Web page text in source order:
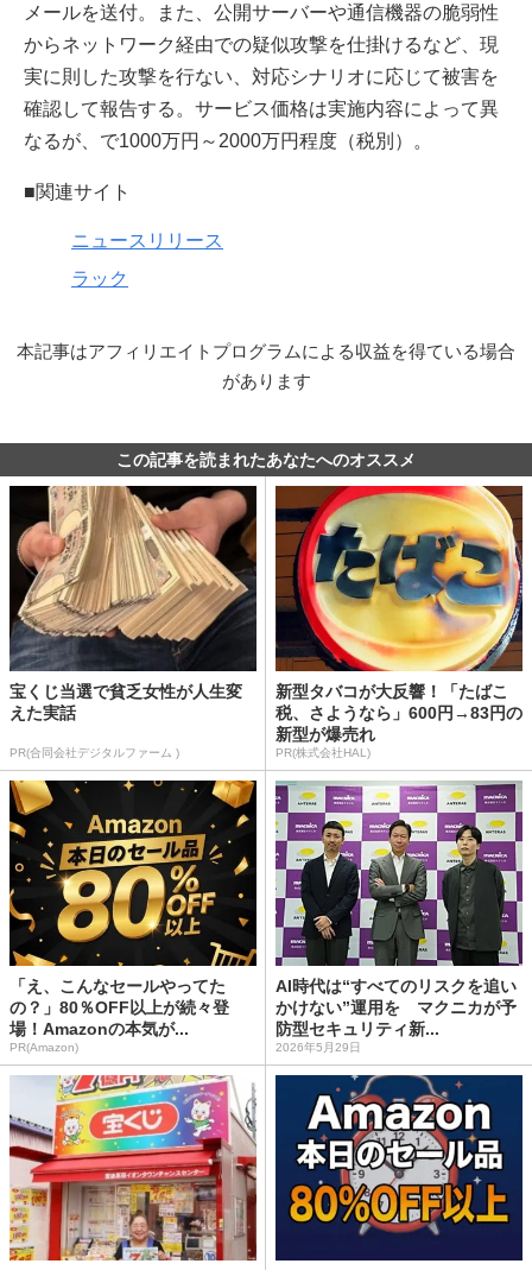
メールを送付。また、公開サーバーや通信機器の脆弱性
からネットワーク経由での疑似攻撃を仕掛けるなど、現
実に則した攻撃を行ない、対応シナリオに応じて被害を
確認して報告する。サービス価格は実施内容によって異
なるが、で1000万円～2000万円程度（税別）。
■関連サイト
ニュースリリース
ラック
本記事はアフィリエイトプログラムによる収益を得ている場合
があります
この記事を読まれたあなたへのオススメ
宝くじ当選で貧乏女性が人生変
えた実話
PR(合同会社デジタルファーム )
新型タバコが大反響！「たばこ
税、さようなら」600円→83円の
新型が爆売れ
PR(株式会社HAL)
「え、こんなセールやってた
の？」80％OFF以上が続々登
場！Amazonの本気が...
PR(Amazon)
AI時代は“すべてのリスクを追い
かけない”運用を マクニカが予
防型セキュリティ新...
2026年5月29日